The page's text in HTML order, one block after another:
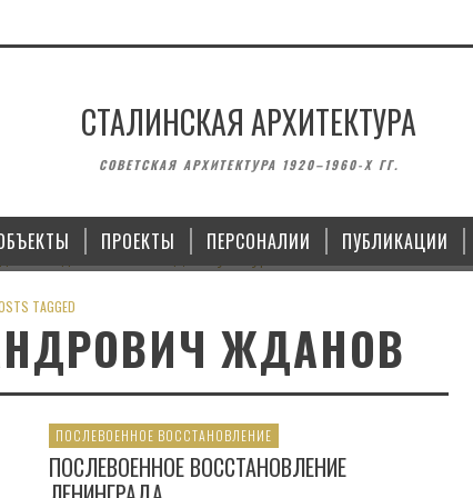
СТАЛИНСКАЯ АРХИТЕКТУРА
СОВЕТСКАЯ АРХИТЕКТУРА 1920–1960-Х ГГ.
ПРОЕКТЫ ПЕРСОНАЛИИ ПУБЛИКАЦИИ
ЗДАНИЯ
КОПЕЙСКЕ
28.10.2021
TAGGED
ЖДАНОВ
ПОСЛЕВОЕННОЕ ВОССТАНОВЛЕНИЕ
ПОСЛЕВОЕННОЕ ВОССТАНОВЛЕНИЕ